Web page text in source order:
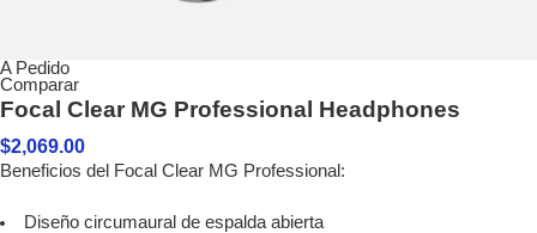
A Pedido
Comparar
Focal Clear MG Professional Headphones
$2,069.00
Beneficios del Focal Clear MG Professional:
Diseño circumaural de espalda abierta